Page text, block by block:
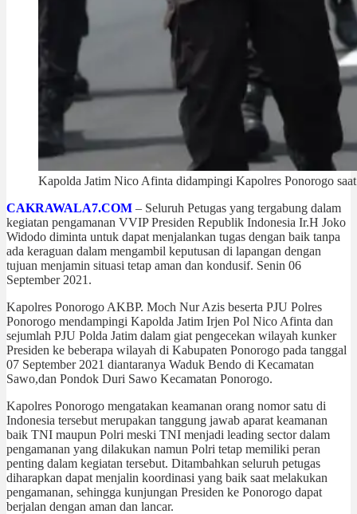
Kapolda Jatim Nico Afinta didampingi Kapolres Ponorogo
CAKRAWALA7.COM – Seluruh Petugas yang tergabung dalam
kegiatan pengamanan VVIP Presiden Republik Indonesia Ir.H Joko
Widodo diminta untuk dapat menjalankan tugas dengan baik tanpa
ada keraguan dalam mengambil keputusan di lapangan dengan
tujuan menjamin situasi tetap aman dan kondusif. Senin 06
September 2021.
Kapolres Ponorogo AKBP. Moch Nur Azis beserta PJU Polres
Ponorogo mendampingi Kapolda Jatim Irjen Pol Nico Afinta dan
sejumlah PJU Polda Jatim dalam giat pengecekan wilayah kunker
Presiden ke beberapa wilayah di Kabupaten Ponorogo pada tanggal
07 September 2021 diantaranya Waduk Bendo di Kecamatan
Sawo,dan Pondok Duri Sawo Kecamatan Ponorogo.
Kapolres Ponorogo mengatakan keamanan orang nomor satu di
Indonesia tersebut merupakan tanggung jawab aparat keamanan
baik TNI maupun Polri meski TNI menjadi leading sector dalam
pengamanan yang dilakukan namun Polri tetap memiliki peran
penting dalam kegiatan tersebut. Ditambahkan seluruh petugas
diharapkan dapat menjalin koordinasi yang baik saat melakukan
pengamanan, sehingga kunjungan Presiden ke Ponorogo dapat
berjalan dengan aman dan lancar.